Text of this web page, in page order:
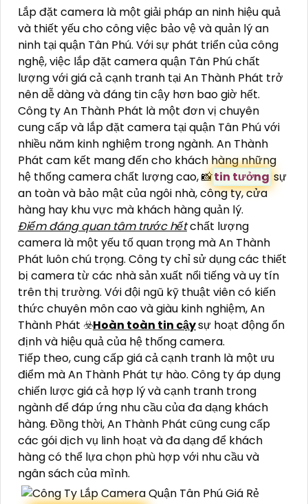
Lắp đặt camera là một giải pháp an ninh hiệu quả
và thiết yếu cho công việc bảo vệ và quản lý an
ninh tại quận Tân Phú. Với sự phát triển của công
nghệ, việc lắp đặt camera quận Tân Phú chất
lượng với giá cả cạnh tranh tại An Thành Phát trở
nên dễ dàng và đáng tin cậy hơn bao giờ hết.
Công ty An Thành Phát là một đơn vị chuyên
cung cấp và lắp đặt camera tại quận Tân Phú với
nhiều năm kinh nghiệm trong ngành. An Thành
Phát cam kết mang đến cho khách hàng những
hệ thống camera chất lượng cao, 📸tin tưởng sự
an toàn và bảo mật của ngôi nhà, công ty, cửa
hàng hay khu vực mà khách hàng quản lý.
Điểm đáng quan tâm trước hếtchất lượng
camera là một yếu tố quan trọng mà An Thành
Phát luôn chú trọng. Công ty chỉ sử dụng các thiết
bị camera từ các nhà sản xuất nổi tiếng và uy tín
trên thị trường. Với đội ngũ kỹ thuật viên có kiến
thức chuyên môn cao và giàu kinh nghiệm, An
Thành Phát ☣️Hoàn toàn tin cậysự hoạt động ổn
định và hiệu quả của hệ thống camera.
Tiếp theo, cung cấp giá cả cạnh tranh là một ưu
điểm mà An Thành Phát tự hào. Công ty áp dụng
chiến lược giá cả hợp lý và cạnh tranh trong
ngành để đáp ứng nhu cầu của đa dạng khách
hàng. Đồng thời, An Thành Phát cũng cung cấp
các gói dịch vụ linh hoạt và đa dạng để khách
hàng có thể lựa chọn phù hợp với nhu cầu và
ngân sách của mình.